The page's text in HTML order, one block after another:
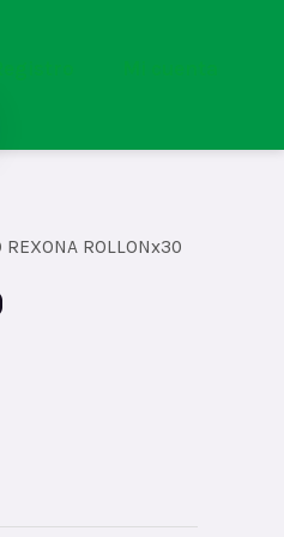
REXONA ROLLONx30